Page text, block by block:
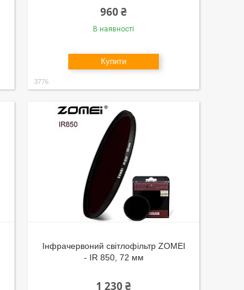
960 ₴
В наявності
Купити
3776
Інфрачервоний світлофільтр ZOMEI
- IR 850, 72 мм
1 230 ₴